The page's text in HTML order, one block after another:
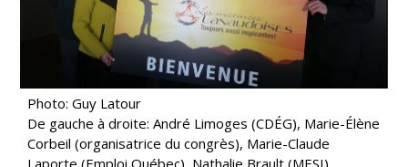
Photo: Guy Latour
De gauche à droite: André Limoges (CDÉG), Marie-Élène
Corbeil (organisatrice du congrès), Marie-Claude
Laporte (Emploi Québec), Nathalie Brault (MESI),